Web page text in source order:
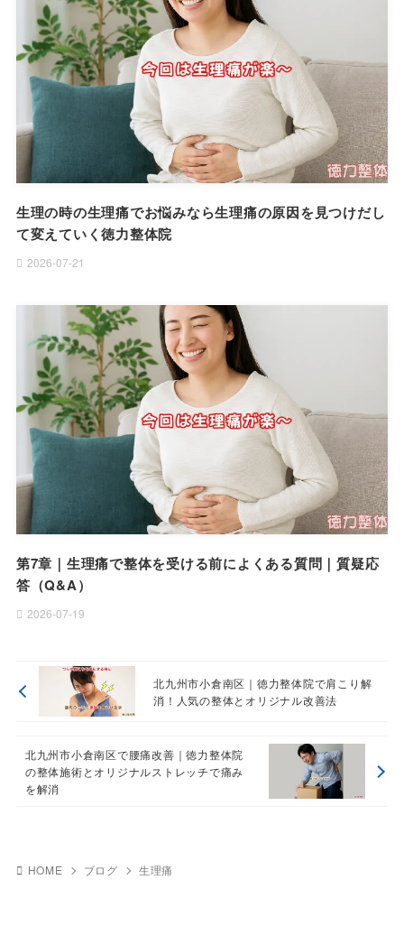
生理の時の生理痛でお悩みなら生理痛の原因を見つけだし
て変えていく徳力整体院
2026-07-21
第7章｜生理痛で整体を受ける前によくある質問｜質疑応
答（Q&A）
2026-07-19
北九州市小倉南区｜徳力整体院で肩こり解
消！人気の整体とオリジナル改善法
北九州市小倉南区で腰痛改善｜徳力整体院
の整体施術とオリジナルストレッチで痛み
を解消
HOME ブログ 生理痛